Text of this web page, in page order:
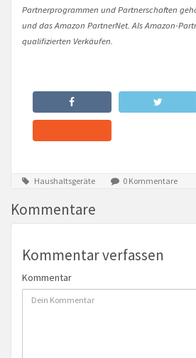
Partnerprogrammen und Partnerschaften
und das Amazon PartnerNet. Als Amazon-
qualifizierten Verkäufen.
Haushaltsgeräte 0 Kommentare
Kommentare
Kommentar verfassen
Kommentar